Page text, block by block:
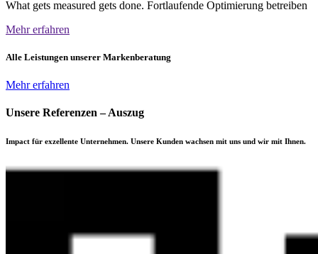
What gets measured gets done. Fortlaufende Optimierung betreiben
Mehr erfahren
Alle Leistungen unserer Markenberatung
Mehr erfahren
Unsere Referenzen– Auszug
Impact für exzellente Unternehmen. Unsere Kunden wachsen mit uns und wir mit Ihnen.